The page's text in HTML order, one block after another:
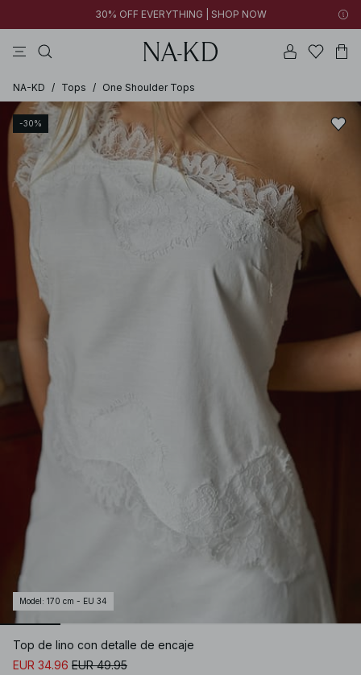
30% OFF EVERYTHING | SHOP NOW
NA-KD / Tops / One Shoulder Tops
-30%
Model : 170 cm - EU 34
Top de lino con detalle de encaje
EUR 34.96 EUR 49.95